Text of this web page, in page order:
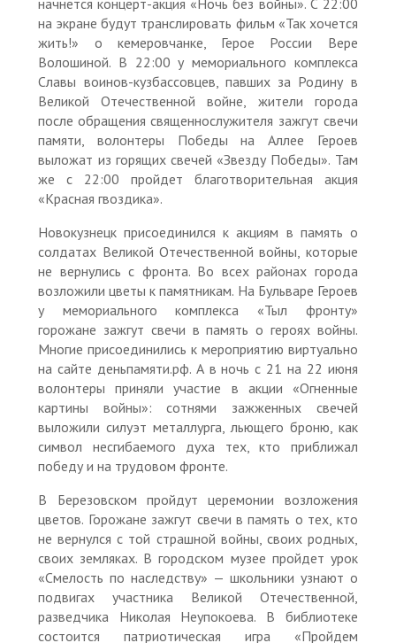
начнется концерт-акция «Ночь без войны». С 22:00
на экране будут транслировать фильм «Так хочется
жить!» о кемеровчанке, Герое России Вере
Волошиной. В 22:00 у мемориального комплекса
Славы воинов-кузбассовцев, павших за Родину в
Великой Отечественной войне, жители города
после обращения священнослужителя зажгут свечи
памяти, волонтеры Победы на Аллее Героев
выложат из горящих свечей «Звезду Победы». Там
же с 22:00 пройдет благотворительная акция
«Красная гвоздика».
Новокузнецк присоединился к акциям в память о
солдатах Великой Отечественной войны, которые
не вернулись с фронта. Во всех районах города
возложили цветы к памятникам. На Бульваре Героев
у мемориального комплекса «Тыл фронту»
горожане зажгут свечи в память о героях войны.
Многие присоединились к мероприятию виртуально
на сайте деньпамяти.рф. А в ночь с 21 на 22 июня
волонтеры приняли участие в акции «Огненные
картины войны»: сотнями зажженных свечей
выложили силуэт металлурга, льющего броню, как
символ несгибаемого духа тех, кто приближал
победу и на трудовом фронте.
В Березовском пройдут церемонии возложения
цветов. Горожане зажгут свечи в память о тех, кто
не вернулся с той страшной войны, своих родных,
своих земляках. В городском музее пройдет урок
«Смелость по наследству» — школьники узнают о
подвигах участника Великой Отечественной,
разведчика Николая Неупокоева. В библиотеке
состоится патриотическая игра «Пройдем